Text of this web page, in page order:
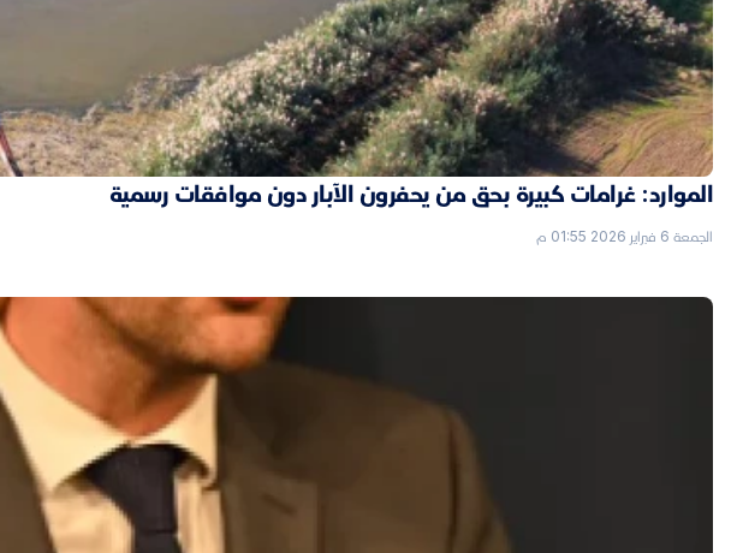
الموارد: غرامات كبيرة بحق من يحفرون الآبار دون موافقات رسمية
الجمعة 6 فبراير 2026 01:55 م